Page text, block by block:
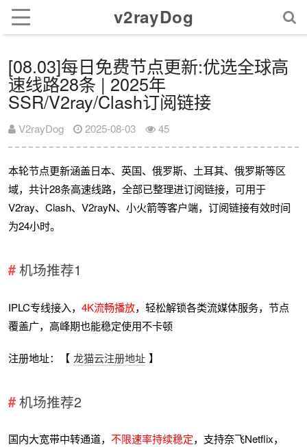
v2rayDog
[08.03]每日免费节点更新:优选全球高
速线路28条 | 2025年
SSR/V2ray/Clash订阅链接
V2rayDog 2025-08-03 45
本轮节点更新涵盖日本、英国、俄罗斯、土耳其、俄罗斯等区
域，共计28条高速线路，全部已整理进订阅链接，可用于
V2ray、Clash、V2rayN、小火箭等客户端，订阅链接有效时间
为24小时。
机场推荐1
IPLC专线接入，4K流畅播放，轻松解锁各类流媒体服务，节点
覆盖广，高峰期也能稳定使用不卡顿
注册地址：【 龙猫云注册地址 】
机场推荐2
国内大宽带中转通道，不限速率持续稳定，支持奈飞Netflix，